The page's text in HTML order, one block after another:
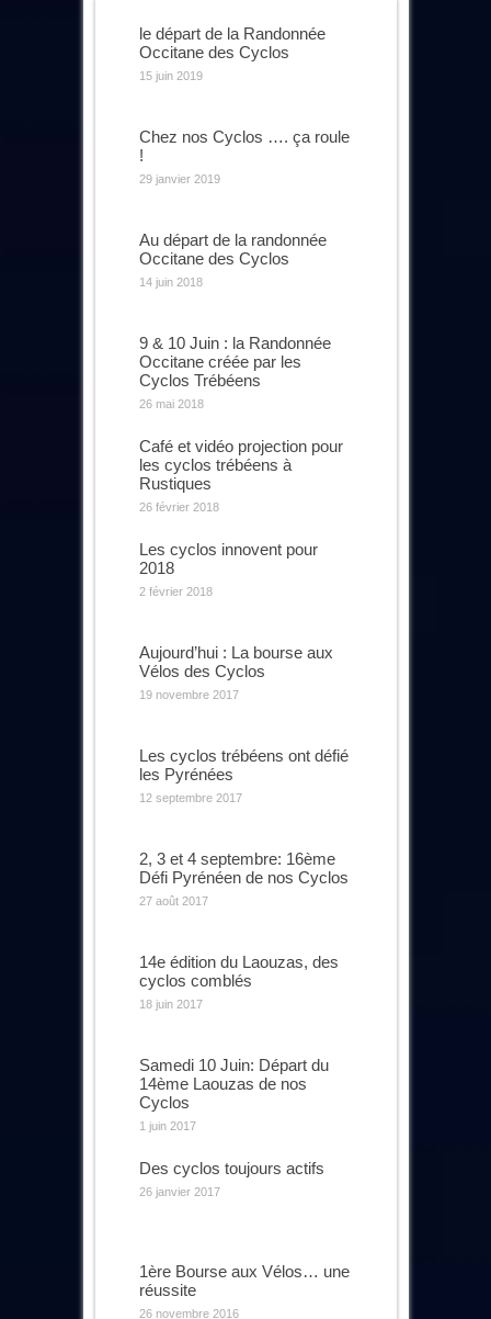
le départ de la Randonnée
Occitane des Cyclos
15 juin 2019
Chez nos Cyclos …. ça roule
!
29 janvier 2019
Au départ de la randonnée
Occitane des Cyclos
14 juin 2018
9 & 10 Juin : la Randonnée
Occitane créée par les
Cyclos Trébéens
26 mai 2018
Café et vidéo projection pour
les cyclos trébéens à
Rustiques
26 février 2018
Les cyclos innovent pour
2018
2 février 2018
Aujourd’hui : La bourse aux
Vélos des Cyclos
19 novembre 2017
Les cyclos trébéens ont défié
les Pyrénées
12 septembre 2017
2, 3 et 4 septembre: 16ème
Défi Pyrénéen de nos Cyclos
27 août 2017
14e édition du Laouzas, des
cyclos comblés
18 juin 2017
Samedi 10 Juin: Départ du
14ème Laouzas de nos
Cyclos
1 juin 2017
Des cyclos toujours actifs
26 janvier 2017
1ère Bourse aux Vélos… une
réussite
26 novembre 2016